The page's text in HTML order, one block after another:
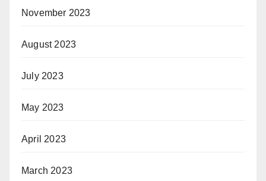
November 2023
August 2023
July 2023
May 2023
April 2023
March 2023